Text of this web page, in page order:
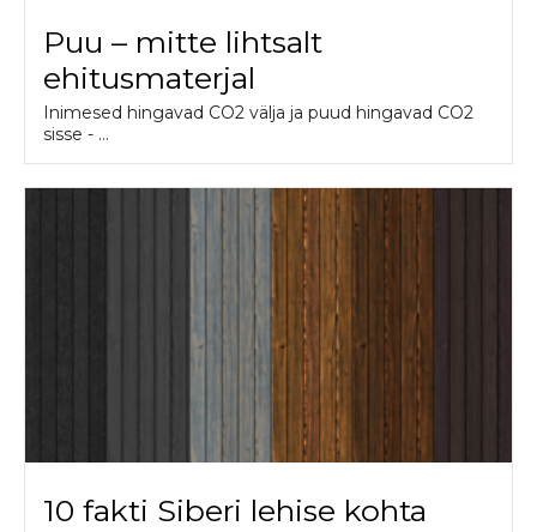
Puu – mitte lihtsalt
ehitusmaterjal
Inimesed hingavad CO2 välja ja puud hingavad CO2
sisse - ...
10 fakti Siberi lehise kohta